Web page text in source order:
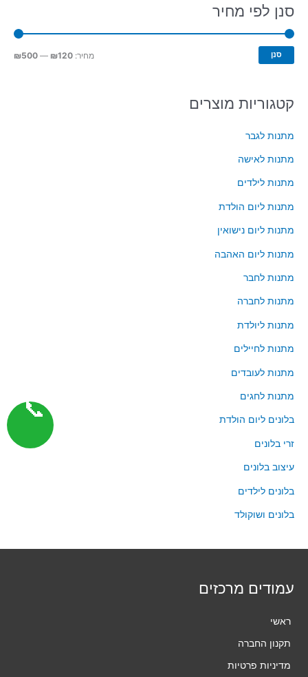
ו
ע
ב
ר
סנן לפי מחיר
סנן מחיר: ₪120
—
₪500
קטגוריות מוצרים
מתנות לגבר
מתנות לאישה
מתנות לילדים
מתנות ליום הולדת
מתנות ליום נישואין
מתנות ליום האהבה
מתנות לחבר
מתנות לחברה
מתנות ליולדת
מתנות לחיילים
מתנות לעובדים
מתנות לחגים
בלונים ליום הולדת
זרי בלונים
עיצוב בלונים
בלונים לילדים
בלונים ושוקולד
📞
עמודים מרכזים
ראשי
תקנון החברה
מדיניות פרטיות